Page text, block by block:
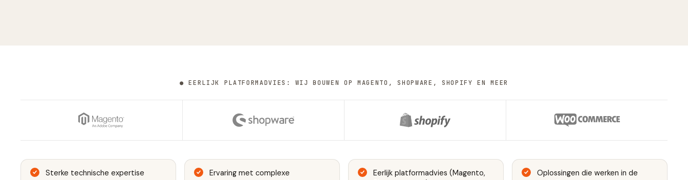
● EERLIJK PLATFORMADVIES: WIJ BOUWEN OP MAGENTO, SHOPWARE, SHOPIFY EN MEER
Sterke technische expertise
Ervaring met complexe
Eerlijk platformadvies (Magento,
Oplossingen die werken in de